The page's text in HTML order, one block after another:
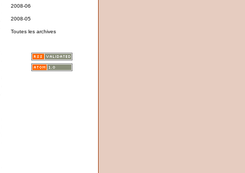
2008-06
2008-05
Toutes les archives